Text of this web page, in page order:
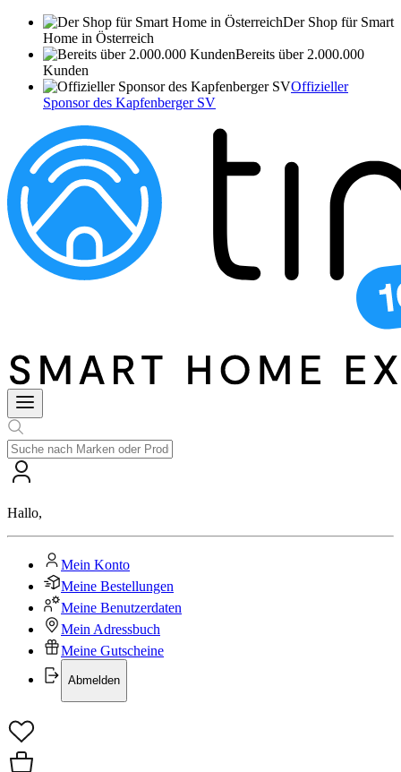
Der Shop für Smart
Home in Österreich
Bereits über 2.000.000
Kunden
Offizieller
Sponsor des Kapfenberger SV
Hallo,
Mein Konto
Meine Bestellungen
Meine Benutzerdaten
Mein Adressbuch
Meine Gutscheine
Abmelden